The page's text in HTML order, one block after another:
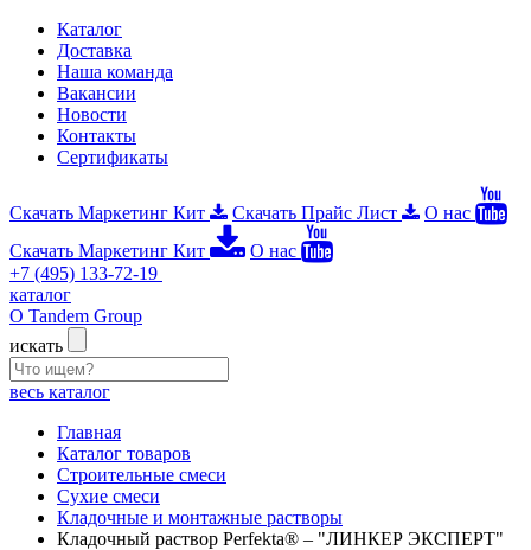
Каталог
Доставка
Наша команда
Вакансии
Новости
Контакты
Сертификаты
Скачать Маркетинг Кит Скачать Прайс Лист
О нас
Скачать Маркетинг Кит
О нас
+7 (495) 133-72-19
каталог
О Tandem Group
искать
весь каталог
Главная
Каталог товаров
Строительные смеси
Сухие смеси
Кладочные и монтажные растворы
Кладочный раствор Perfekta® – "ЛИНКЕР ЭКСПЕРТ"